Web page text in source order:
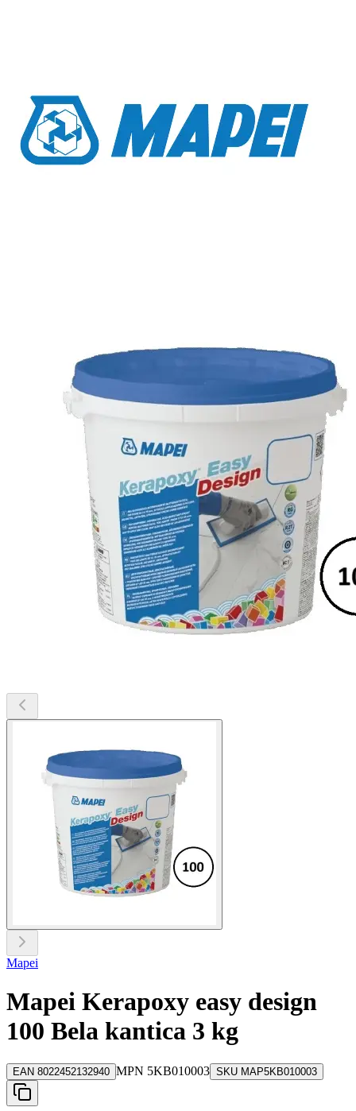
Mapei
Mapei Kerapoxy easy design
100 Bela kantica 3 kg
EAN 8022452132940 MPN 5KB010003 SKU MAP5KB010003